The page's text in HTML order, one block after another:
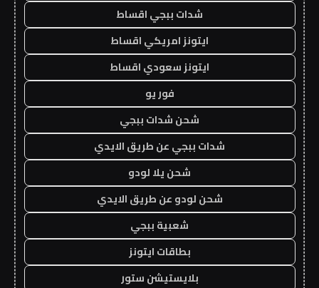
شدات ببجي اقساط
ايتونز امريكي اقساط
ايتونز سعودي اقساط
فور يو
شحن شدات ببجي
شدات ببجي عن طريق الايدي
شحن يلا لودو
شحن لودو عن طريق الايدي
شعبية ببجي
بطاقات ايتونز
بلايستيشن ستور